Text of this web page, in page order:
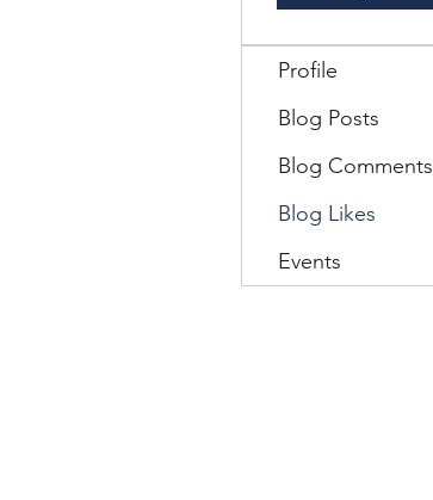
Profile
Blog Posts
Blog Comments
Blog Likes
Events